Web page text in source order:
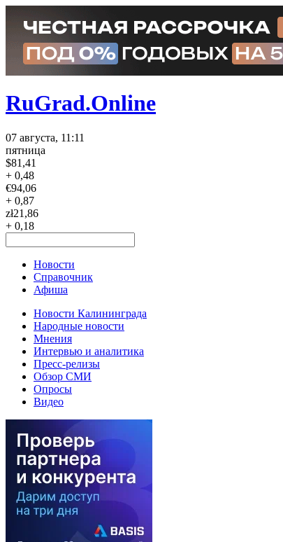
RuGrad.Online
07 августа, 11:11
пятница
$81,41
+ 0,48
€94,06
+ 0,87
zł21,86
+ 0,18
Новости
Справочник
Афиша
Новости Калининграда
Народные новости
Мнения
Интервью и аналитика
Пресс-релизы
Обзор СМИ
Опросы
Видео